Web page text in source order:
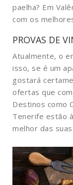
paelha? Em
com os
PROVAS DE
Atualmente, o
isso, se é um
gostará
ofertas que
Destinos como
Tenerife estão
melhor das